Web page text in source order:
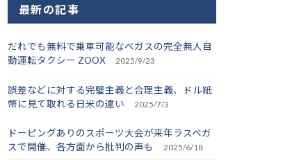
最新の記事
だれでも無料で乗車可能なベガスの完全無人自
動運転タクシー ZOOX
2025/9/23
誤差などに対する完璧主義と合理主義、ドル紙
幣に見て取れる日米の違い
2025/7/3
ドーピングありのスポーツ大会が来年ラスベガ
スで開催、各方面から批判の声も
2025/6/18